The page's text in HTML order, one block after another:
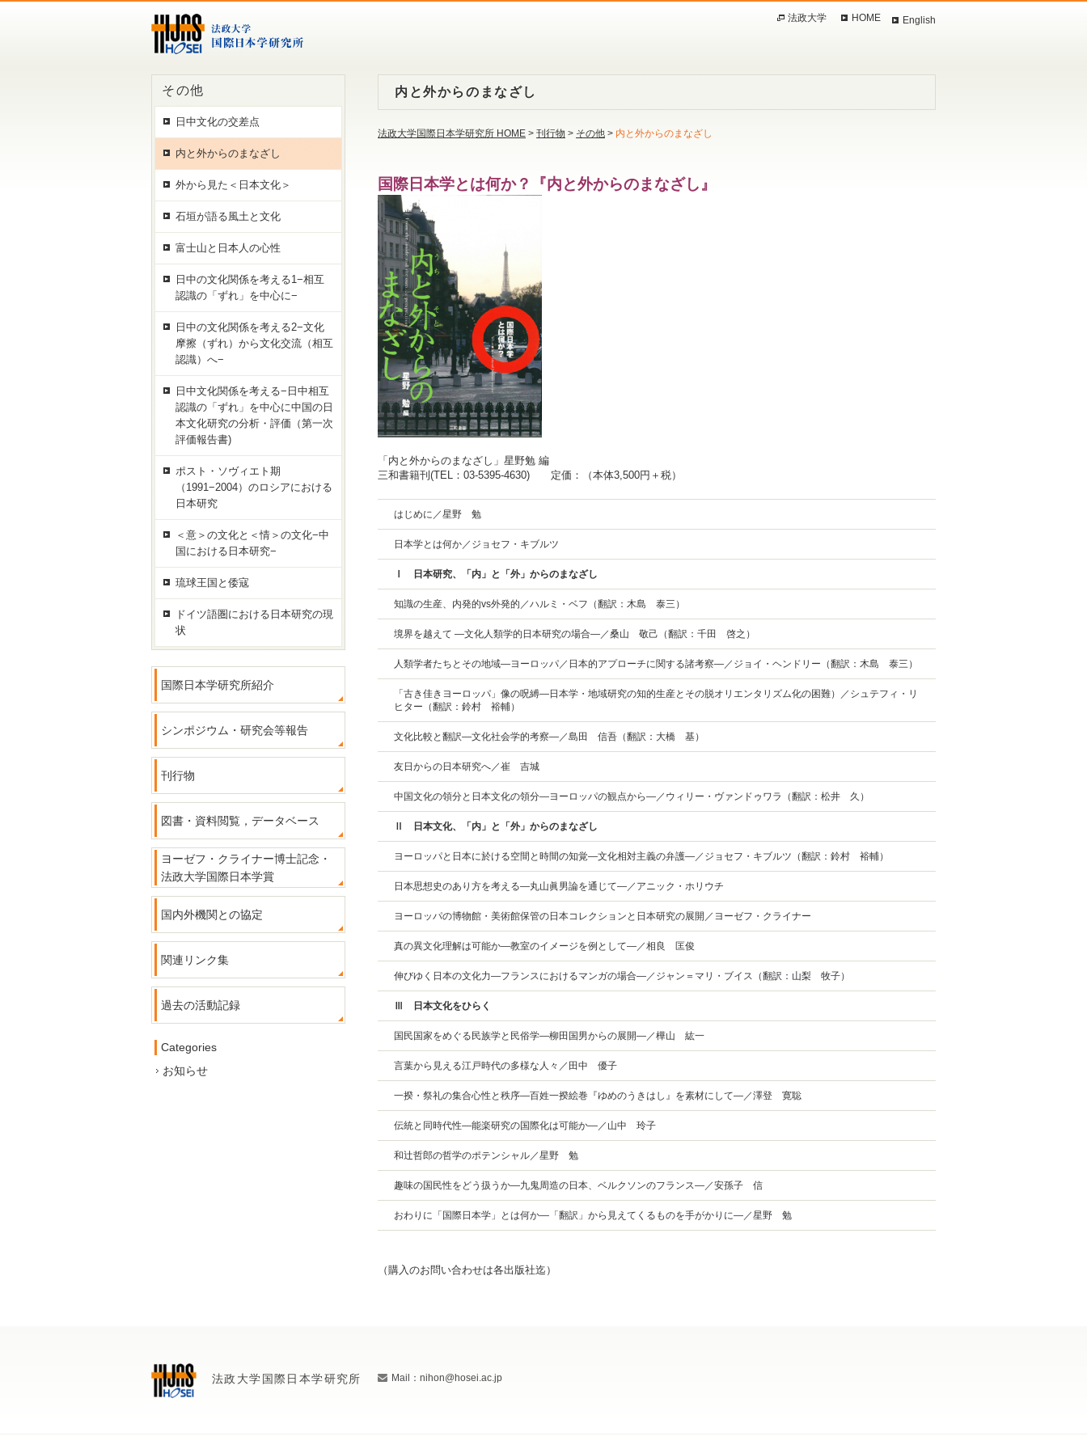
English
法政大学 HOME
内と外からのまなざし
法政大学国際日本学研究所 HOME > 刊行物 > その他 > 内と外からのまなざし
国際日本学とは何か？『内と外からのまなざし』
「内と外からのまなざし」星野勉 編
三和書籍刊(TEL：03-5395-4630) 定価：（本体3,500円＋税）
はじめに／星野 勉
日本学とは何か／ジョセフ・キブルツ
Ⅰ 日本研究、「内」と「外」からのまなざし
知識の生産、内発的vs外発的／ハルミ・ベフ（翻訳：木島 泰三）
境界を越えて —文化人類学的日本研究の場合―／桑山 敬己（翻訳：千田 啓之）
人類学者たちとその地域―ヨーロッパ／日本的アプローチに関する諸考察―／ジョイ・ヘンドリー（翻訳：木島 泰三）
「古き佳きヨーロッパ」像の呪縛―日本学・地域研究の知的生産とその脱オリエンタリズム化の困難）／シュテフィ・リ
ヒター（翻訳：鈴村 裕輔）
文化比較と翻訳―文化社会学的考察―／島田 信吾（翻訳：大橋 基）
友日からの日本研究へ／崔 吉城
中国文化の領分と日本文化の領分―ヨーロッパの観点から―／ウィリー・ヴァンドゥワラ（翻訳：松井 久）
Ⅱ 日本文化、「内」と「外」からのまなざし
ヨーロッパと日本に於ける空間と時間の知覚―文化相対主義の弁護―／ジョセフ・キブルツ（翻訳：鈴村 裕輔）
日本思想史のあり方を考える―丸山眞男論を通じて―／アニック・ホリウチ
ヨーロッパの博物館・美術館保管の日本コレクションと日本研究の展開／ヨーゼフ・クライナー
真の異文化理解は可能か―教室のイメージを例として―／相良 匡俊
伸びゆく日本の文化力―フランスにおけるマンガの場合―／ジャン＝マリ・ブイス（翻訳：山梨 牧子）
Ⅲ 日本文化をひらく
国民国家をめぐる民族学と民俗学―柳田国男からの展開―／樺山 紘一
言葉から見える江戸時代の多様な人々／田中 優子
一揆・祭礼の集合心性と秩序―百姓一揆絵巻『ゆめのうきはし』を素材にして―／澤登 寛聡
伝統と同時代性―能楽研究の国際化は可能か―／山中 玲子
和辻哲郎の哲学のポテンシャル／星野 勉
趣味の国民性をどう扱うか―九鬼周造の日本、ベルクソンのフランス―／安孫子 信
おわりに「国際日本学」とは何か―「翻訳」から見えてくるものを手がかりに―／星野 勉
（購入のお問い合わせは各出版社迄）
その他
日中文化の交差点
内と外からのまなざし
外から見た＜日本文化＞
石垣が語る風土と文化
富士山と日本人の心性
日中の文化関係を考える1−相互
認識の「ずれ」を中心に−
日中の文化関係を考える2−文化
摩擦（ずれ）から文化交流（相互
認識）へ−
日中文化関係を考える−日中相互
認識の「ずれ」を中心に中国の日
本文化研究の分析・評価（第一次
評価報告書)
ポスト・ソヴィエト期
（1991−2004）のロシアにおける
日本研究
＜意＞の文化と＜情＞の文化−中
国における日本研究−
琉球王国と倭寇
ドイツ語圏における日本研究の現
状
国際日本学研究所紹介
シンポジウム・研究会等報告
刊行物
図書・資料閲覧，データベース
ヨーゼフ・クライナー博士記念・
法政大学国際日本学賞
国内外機関との協定
関連リンク集
過去の活動記録
Categories
お知らせ
法政大学国際日本学研究所 Mail：nihon@hosei.ac.jp